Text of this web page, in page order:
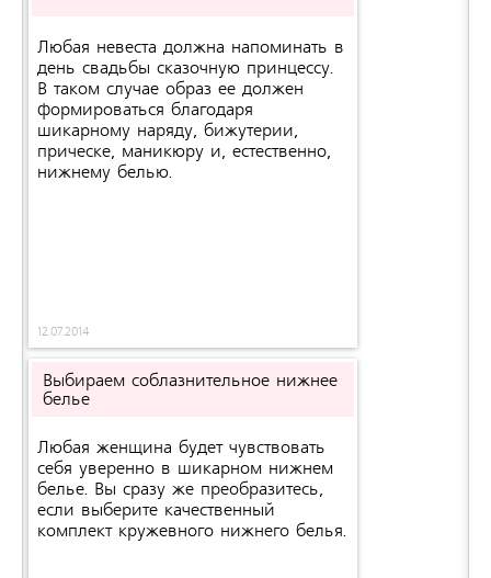
Любая невеста должна напоминать в
день свадьбы сказочную принцессу.
В таком случае образ ее должен
формироваться благодаря
шикарному наряду, бижутерии,
прическе, маникюру и, естественно,
нижнему белью.
12.07.2014
Выбираем соблазнительное нижнее
белье
Любая женщина будет чувствовать
себя уверенно в шикарном нижнем
белье. Вы сразу же преобразитесь,
если выберите качественный
комплект кружевного нижнего белья.